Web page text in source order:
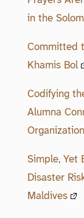
in the
Committed
Khamis Bol
Codifying
Alumna
Simple, Yet
Disaster
Maldives